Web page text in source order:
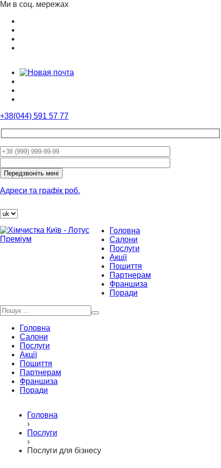
Ми в соц. мережах
+38(044) 591 57 77
leave
this
field
empty.
Адреси та графік роб.
Головна
Салони
Послуги
Акції
Пошиття
Партнерам
Франшиза
Поради
Головна
Салони
Послуги
Акції
Пошиття
Партнерам
Франшиза
Поради
Головна
›
Послуги
›
Послуги для бізнесу